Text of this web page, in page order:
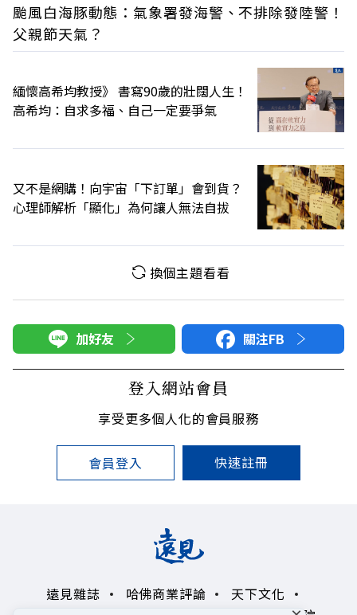
颱風白海豚動態：氣象署發海警、不排除發陸警！
父親節天氣？
緬懷高希均教授》 書寫90歲的壯闊人生！
高希均：自求多福、自己一定要爭氣
又不是網購！向宇宙「下訂單」會到貨？
心理師解析「顯化」為何讓人無法自拔
換個主題看看
加好友 關注FB
登入網站會員
享受更多個人化的會員服務
會員登入 快速註冊
遠見雜誌 哈佛商業評論
天下文化